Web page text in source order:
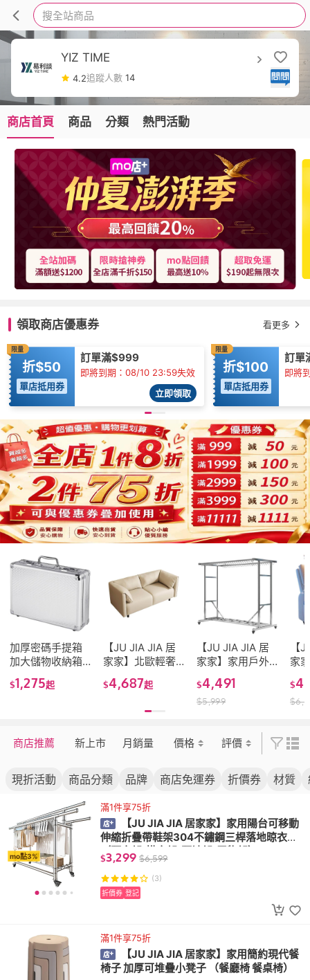
搜全站商品
YIZ TIME
4.2追蹤人數 14
商店首頁 商品 分類 熱門活動
領取商店優惠券 看更多
限量
折$50
單店抵用券
訂單滿$999
即將到期：08/10 23:59失效
立即領取
限量
折$100
單店抵用券
訂單
即將
加厚密碼手提箱
加大儲物收納箱
鋁合金工具箱
（收納箱/手提箱/
$1,275起
【JU JIA JIA 居
家家】北歐輕奢
客廳臥室單雙人
防污耐磨公寓沙
$4,687起
【JU JIA JIA 居
家家】家用戶外
可移動不鏽鋼雙
排陽台曬被晾衣
架(曬衣架/衣帽
$4,491
$5,999
【
家
用
（
椅
$
$
商店推薦 新上市 月銷量 價格 評價
現折活動 商品分類 品牌 商店免運券 折價券 材質
mo點3%
滿1件享75折
【JU JIA JIA 居家家】家用陽台可移動
伸縮折疊帶鞋架304不鏽鋼三桿落地晾衣架
（曬衣架/掛衣架/曬被架/置物架）
$3,299 $6,599
(3)
折價券 登記
滿1件享75折
【JU JIA JIA 居家家】家用簡約現代餐
椅子 加厚可堆疊小凳子 （餐廳椅 餐桌椅）